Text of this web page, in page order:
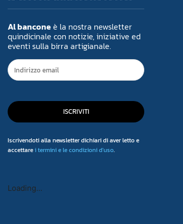
Al banconeè la nostra newsletter
quindicinale con notizie, iniziative ed
eventi sulla birra artigianale.
ISCRIVITI
Iscrivendoti alla newsletter dichiari di aver letto e
accettarei termini e le condizioni d'uso.
Loading...